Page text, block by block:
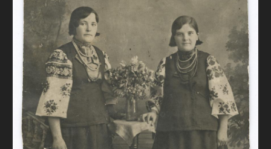
FAQ
ОНЛАЙН-КРАМНИЦЯ
ПІДТРИМАТИ